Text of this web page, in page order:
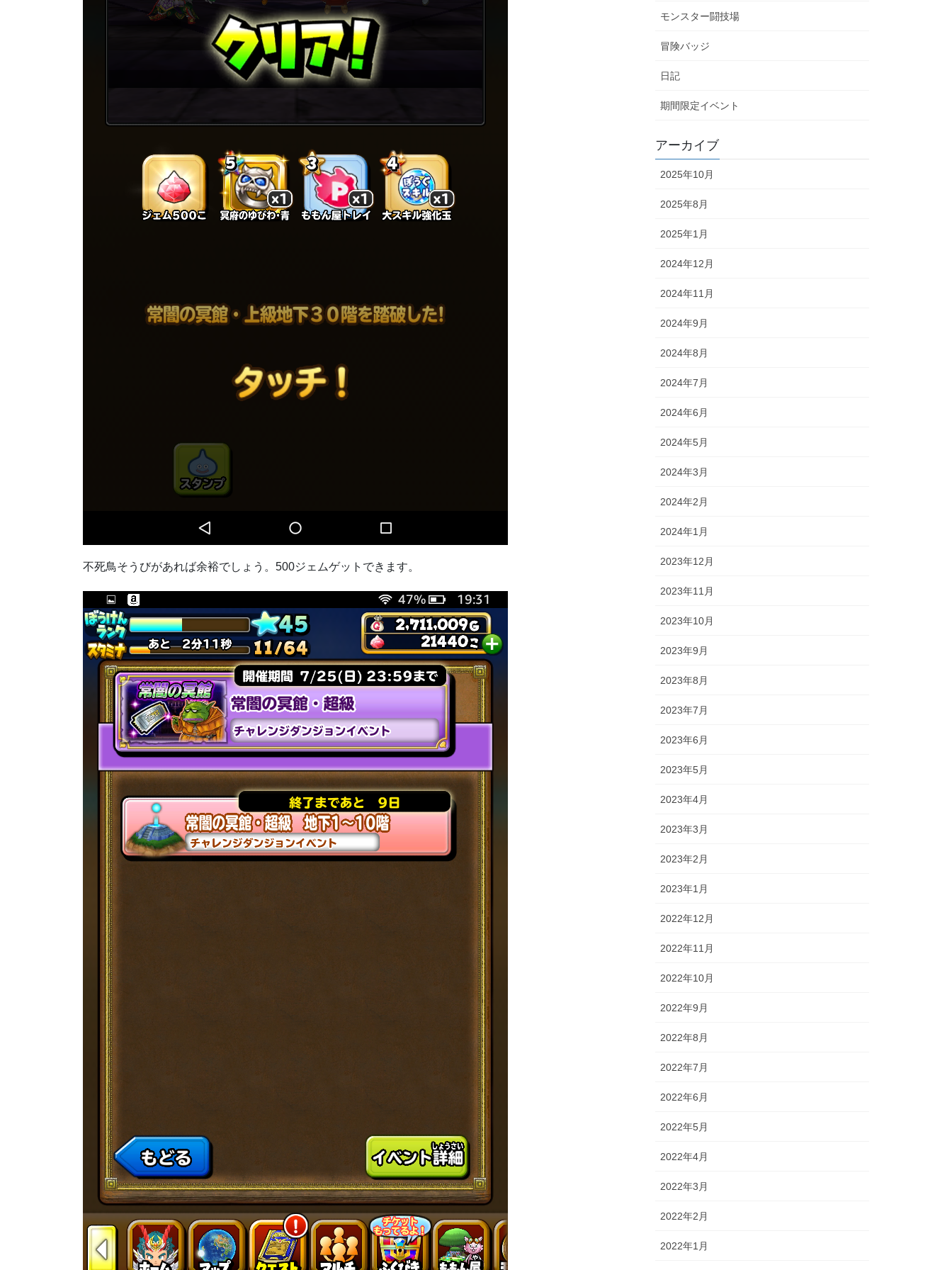
不死鳥そうびがあれば余裕でしょう。500ジェムゲットできます。
モンスター闘技場
冒険バッジ
日記
期間限定イベント
アーカイブ
2025年10月
2025年8月
2025年1月
2024年12月
2024年11月
2024年9月
2024年8月
2024年7月
2024年6月
2024年5月
2024年3月
2024年2月
2024年1月
2023年12月
2023年11月
2023年10月
2023年9月
2023年8月
2023年7月
2023年6月
2023年5月
2023年4月
2023年3月
2023年2月
2023年1月
2022年12月
2022年11月
2022年10月
2022年9月
2022年8月
2022年7月
2022年6月
2022年5月
2022年4月
2022年3月
2022年2月
2022年1月